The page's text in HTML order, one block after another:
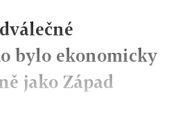
bylo ekonomicky
jako Západ